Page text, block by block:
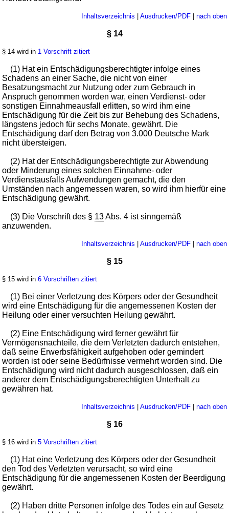
Inhaltsverzeichnis Ausdrucken/PDF| nach oben
§ 14
§ 14 wird in 1 Vorschrift zitiert
(1) Hat ein Entschädigungsberechtigter infolge eines
Schadens an einer Sache, die nicht von einer
Besatzungsmacht zur Nutzung oder zum Gebrauch in
Anspruch genommen worden war, einen Verdienst- oder
sonstigen Einnahmeausfall erlitten, so wird ihm eine
Entschädigung für die Zeit bis zur Behebung des Schadens,
längstens jedoch für sechs Monate, gewährt. Die
Entschädigung darf den Betrag von 3.000 Deutsche Mark
nicht übersteigen.
(2) Hat der Entschädigungsberechtigte zur Abwendung
oder Minderung eines solchen Einnahme- oder
Verdienstausfalls Aufwendungen gemacht, die den
Umständen nach angemessen waren, so wird ihm hierfür eine
Entschädigung gewährt.
(3) Die Vorschrift des § 13Abs. 4 ist sinngemäß
anzuwenden.
Inhaltsverzeichnis Ausdrucken/PDF| nach oben
§ 15
§ 15 wird in6 Vorschriften zitiert
(1) Bei einer Verletzung des Körpers oder der Gesundheit
wird eine Entschädigung für die angemessenen Kosten der
Heilung oder einer versuchten Heilung gewährt.
(2) Eine Entschädigung wird ferner gewährt für
Vermögensnachteile, die dem Verletzten dadurch entstehen,
daß seine Erwerbsfähigkeit aufgehoben oder gemindert
worden ist oder seine Bedürfnisse vermehrt worden sind. Die
Entschädigung wird nicht dadurch ausgeschlossen, daß ein
anderer dem Entschädigungsberechtigten Unterhalt zu
gewähren hat.
Inhaltsverzeichnis Ausdrucken/PDF| nach oben
§ 16
§ 16 wird in5 Vorschriften zitiert
(1) Hat eine Verletzung des Körpers oder der Gesundheit
den Tod des Verletzten verursacht, so wird eine
Entschädigung für die angemessenen Kosten der Beerdigung
gewährt.
(2) Haben dritte Personen infolge des Todes ein auf Gesetz